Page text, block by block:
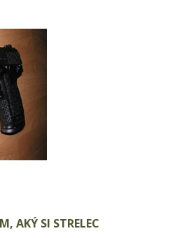
AKÝ SI STRELEC